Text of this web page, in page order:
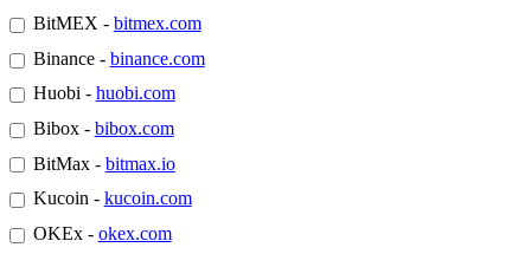
BitMEX - bitmex.com
Binance - binance.com
Huobi - huobi.com
Bibox - bibox.com
BitMax - bitmax.io
Kucoin - kucoin.com
OKEx - okex.com